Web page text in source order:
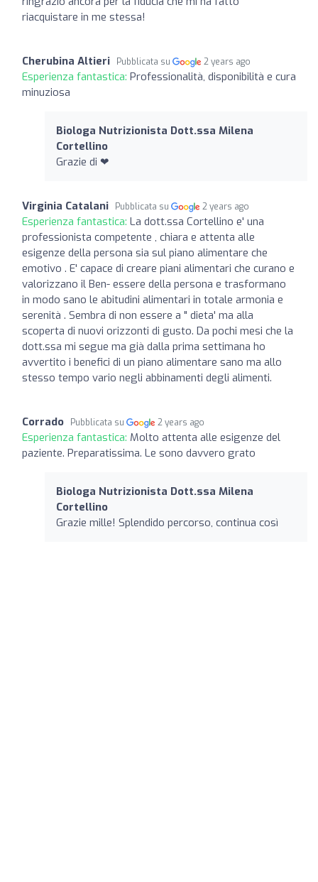
riacquistare in me stessa!
Cherubina Altieri Pubblicata su 2 years ago
Esperienza fantastica: Professionalità, disponibilità e cura
minuziosa
Biologa Nutrizionista Dott.ssa Milena
Cortellino
Grazie di ❤
Virginia Catalani Pubblicata su 2 years ago
Esperienza fantastica: La dott.ssa Cortellino e' una
professionista competente , chiara e attenta alle
esigenze della persona sia sul piano alimentare che
emotivo . E' capace di creare piani alimentari che curano e
valorizzano il Ben- essere della persona e trasformano
in modo sano le abitudini alimentari in totale armonia e
serenità . Sembra di non essere a " dieta' ma alla
scoperta di nuovi orizzonti di gusto. Da pochi mesi che la
dott.ssa mi segue ma già dalla prima settimana ho
avvertito i benefici di un piano alimentare sano ma allo
stesso tempo vario negli abbinamenti degli alimenti.
Corrado Pubblicata su 2 years ago
Esperienza fantastica: Molto attenta alle esigenze del
paziente. Preparatissima. Le sono davvero grato
Biologa Nutrizionista Dott.ssa Milena
Cortellino
Grazie mille! Splendido percorso, continua così